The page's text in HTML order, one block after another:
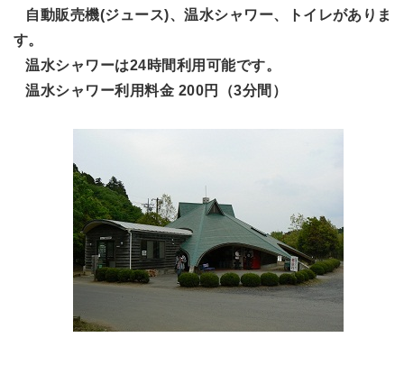
自動販売機(ジュース)、温水シャワー、トイレがありま
す。
温水シャワーは24時間利用可能です。
温水シャワー利用料金 200円（3分間）